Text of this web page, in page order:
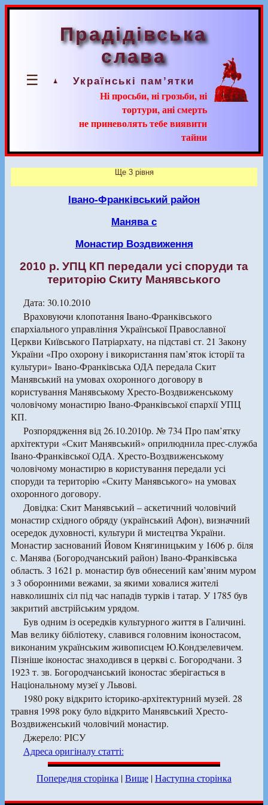
☰
Прадідівська
слава
Українські пам’ятки
Ні просьби, ні грозьби, ні
тортури, ані смерть
не приневолять тебе виявити
тайни
Ще 3 рівня
Івано-Франківський район
Манява с
Монастир Воздвиження
2010 р. УПЦ КП передали усі споруди та
територію Скиту Манявського
Дата: 30.10.2010
Враховуючи клопотання Івано-Франківського
єпархіального управління Української Православної
Церкви Київського Патріархату, на підставі ст. 21 Закону
України «Про охорону і використання пам’яток історії та
культури» Івано-Франківська ОДА передала Скит
Манявський на умовах охоронного договору в
користування Манявському Хресто-Воздвиженському
чоловічому монастирю Івано-Франківської єпархії УПЦ
КП.
Розпорядження від 26.10.2010р. № 734 Про пам’ятку
архітектури «Скит Манявський» оприлюднила прес-служба
Івано-Франківської ОДА. Хресто-Воздвиженському
чоловічому монастирю в користування передали усі
споруди та територію «Скиту Манявського» на умовах
охоронного договору.
Довідка: Скит Манявський – аскетичний чоловічий
монастир східного обряду (український Афон), визначний
осередок духовності, культури й мистецтва України.
Монастир заснований Йовом Княгиницьким у 1606 р. біля
с. Манява (Богородчанський район) Івано-Франківська
область. З 1621 р. монастир був обнесений кам’яним муром
з 3 оборонними вежами, за якими ховалися жителі
навколишніх сіл під час нападів турків і татар. У 1785 був
закритий австрійським урядом.
Був одним із осередків культурного життя в Галичині.
Мав велику бібліотеку, славився головним іконостасом,
виконаним українським живописцем Ю.Кондзелевичем.
Пізніше іконостас знаходився в церкві с. Богородчани. З
1923 т. зв. Богородчанський іконостас зберігається в
Національному музеї у Львові.
1980 року відкрито історико-архітектурний музей. 28
травня 1998 року було відкрито Манявський Хресто-
Воздвиженський чоловічий монастир.
Джерело: РІСУ
Адреса оригіналу статті:
Попередня сторінка |Вище |Наступна сторінка